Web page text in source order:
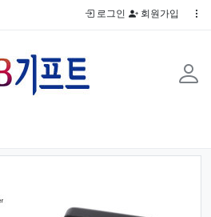
로그인 회원가입